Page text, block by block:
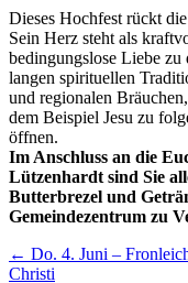
Dieses Hochfest rückt
Sein Herz steht als
bedingungslose Liebe zu
langen spirituellen
und regionalen
dem Beispiel Jesu zu
öffnen.
Im Anschluss an die
Lützenhardt sind Sie
Butterbrezel und
Gemeindezentrum zu
← Do. 4. Juni –
Christi